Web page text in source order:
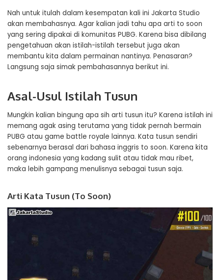
Nah untuk itulah dalam kesempatan kali ini Jakarta Studio
akan membahasnya. Agar kalian jadi tahu apa arti to soon
yang sering dipakai di komunitas PUBG. Karena bisa dibilang
pengetahuan akan istilah-istilah tersebut juga akan
membantu kita dalam permainan nantinya. Penasaran?
Langsung saja simak pembahasannya berikut ini.
Asal-Usul Istilah Tusun
Mungkin kalian bingung apa sih arti tusun itu? Karena istilah ini
memang agak asing terutama yang tidak pernah bermain
PUBG atau game battle royale lainnya. Kata tusun sendiri
sebenarnya berasal dari bahasa inggris to soon. Karena kita
orang indonesia yang kadang sulit atau tidak mau ribet,
maka lebih gampang menulisnya sebagai tusun saja.
Arti Kata Tusun (To Soon)